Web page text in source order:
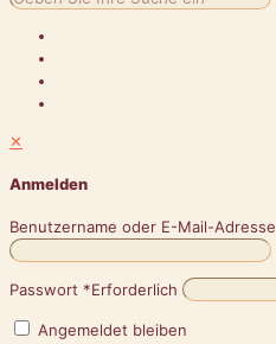
✕
Anmelden
Benutzername oder E-Mail-Adresse
Passwort *Erforderlich
Angemeldet bleiben